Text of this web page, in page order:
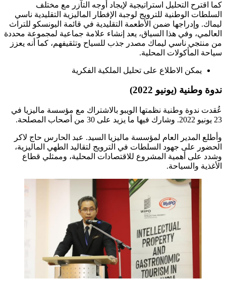
كما اقترح التحليل استراتيجية لإيجاد أوجه التآزر مع مختلف
السلطات الوطنية للترويج لوجبة الإفطار الماليزية التقليدية ناسي
ليماك. وإدراجها ضمن الأطعمة التقليدية في قائمة اليونسكو للتراث
العالمي، وفي هذا السياق، يعد إنشاء علامة جماعية لمجموعة محددة
من منتجي ناسي ليماك مصدر جذب للسياح وتثقيفهم، كما أنه يعزز
سياحة المأكولات المحلية.
يمكن الاطلاع على تحليل الملكية الفكرية
ندوة وطنية (يونيو 2022)
عُقدت ندوة وطنية نظمتها الويبو بالاشتراك مع مؤسسة ماليزيا في
23 يونيو 2022. وشارك فيها ما يزيد على 30 من أصحاب المصلحة.
وأطلع المدير العام لمؤسسة ماليزيا السيد. عبد الحارس حاج لاكر
الحضور على جهود السلطات في الترويج لتقاليد الطهي الماليزية،
وشدد على أهمية المشروع للاقتصادات المحلية، وممثلي قطاع
الأغذية والسياحة.